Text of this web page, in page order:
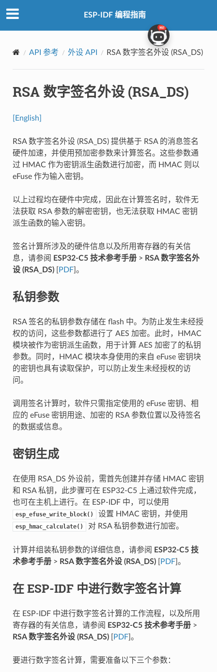
ESP-IDF 编程指南
API 参考 外设 API RSA 数字签名外设 (RSA_DS)
RSA 数字签名外设 (RSA_DS)
[English]
RSA 数字签名外设 (RSA_DS) 提供基于 RSA 的消息签名
硬件加速，并使用预加密参数来计算签名。这些参数通
过 HMAC 作为密钥派生函数进行加密，而 HMAC 则以
eFuse 作为输入密钥。
以上过程均在硬件中完成，因此在计算签名时，软件无
法获取 RSA 参数的解密密钥，也无法获取 HMAC 密钥
派生函数的输入密钥。
签名计算所涉及的硬件信息以及所用寄存器的有关信
息，请参阅
ESP32-C5 技术参考手册> RSA 数字签名外
设 (RSA_DS)[ PDF]。
私钥参数
RSA 签名的私钥参数存储在 flash 中。为防止发生未经授
权的访问，这些参数都进行了 AES 加密。此时，HMAC
模块被作为密钥派生函数，用于计算 AES 加密了的私钥
参数。同时，HMAC 模块本身使用的来自 eFuse 密钥块
的密钥也具有读取保护，可以防止发生未经授权的访
问。
调用签名计算时，软件只需指定使用的 eFuse 密钥、相
应的 eFuse 密钥用途、加密的 RSA 参数位置以及待签名
的数据或信息。
密钥生成
在使用 RSA_DS 外设前，需首先创建并存储 HMAC 密钥
和 RSA 私钥，此步骤可在 ESP32-C5 上通过软件完成，
也可在主机上进行。在 ESP-IDF 中，可以使用
esp_efuse_write_block() 设置 HMAC 密钥，并使用
esp_hmac_calculate() 对 RSA 私钥参数进行加密。
计算并组装私钥参数的详细信息，请参阅
ESP32-C5 技
术参考手册> RSA 数字签名外设 (RSA_DS)[ PDF]。
在 ESP-IDF 中进行数字签名计算
在 ESP-IDF 中进行数字签名计算的工作流程，以及所用
寄存器的有关信息，请参阅
ESP32-C5 技术参考手册>
RSA 数字签名外设 (RSA_DS)[ PDF]。
要进行数字签名计算，需要准备以下三个参数：